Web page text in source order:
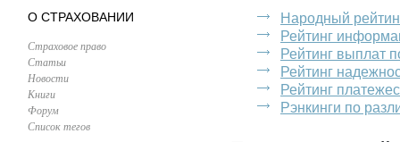
О СТРАХОВАНИИ
Страховое право
Статьи
Новости
Книги
Форум
Список тегов
Народный
Рейтинг
Рейтинг выплат
Рейтинг
Рейтинг
Рэнкинги по